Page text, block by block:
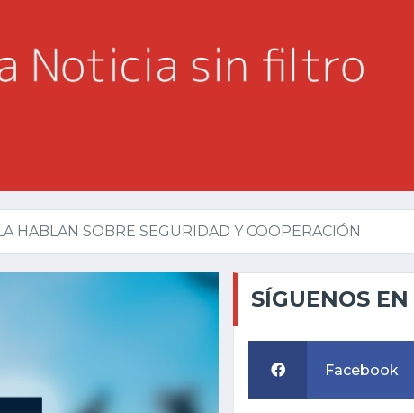
HABLAN SOBRE SEGURIDAD Y COOPERACIÓN
SÍGUENOS
Facebook